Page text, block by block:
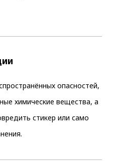
опасностей,
химические вещества, а
стикер или само